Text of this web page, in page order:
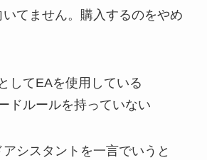
てません。購入するのをやめ
してEAを使用している
ドルールを持っていない
シスタントを一言でいうと